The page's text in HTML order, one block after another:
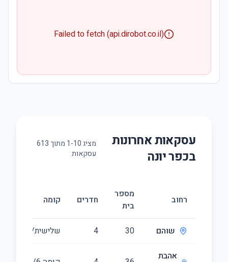
Failed to fetch (api.dirobot.co.il)
עסקאות אחרונות
בכפר יונה
מציג 1-10 מתוך613
עסקאות
רחוב
מספר
בית
חדרים קומה
שוהם 30
4 שלישית/5
אהבת